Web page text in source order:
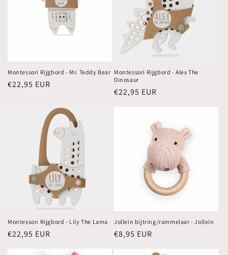
Montessori Rijgbord - Mr. Teddy Bear
Normale
€22,95 EUR
Montessori Rijgbord - Alex The
Dinosaur
Normale
€22,95 EUR
Montessori Rijgbord - Lily The Lama
Normale
€22,95 EUR
Jollein bijtring/rammelaar - Jollein
Normale
€8,95 EUR